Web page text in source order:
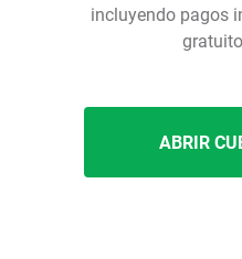
incluyendo pagos
ABRIR